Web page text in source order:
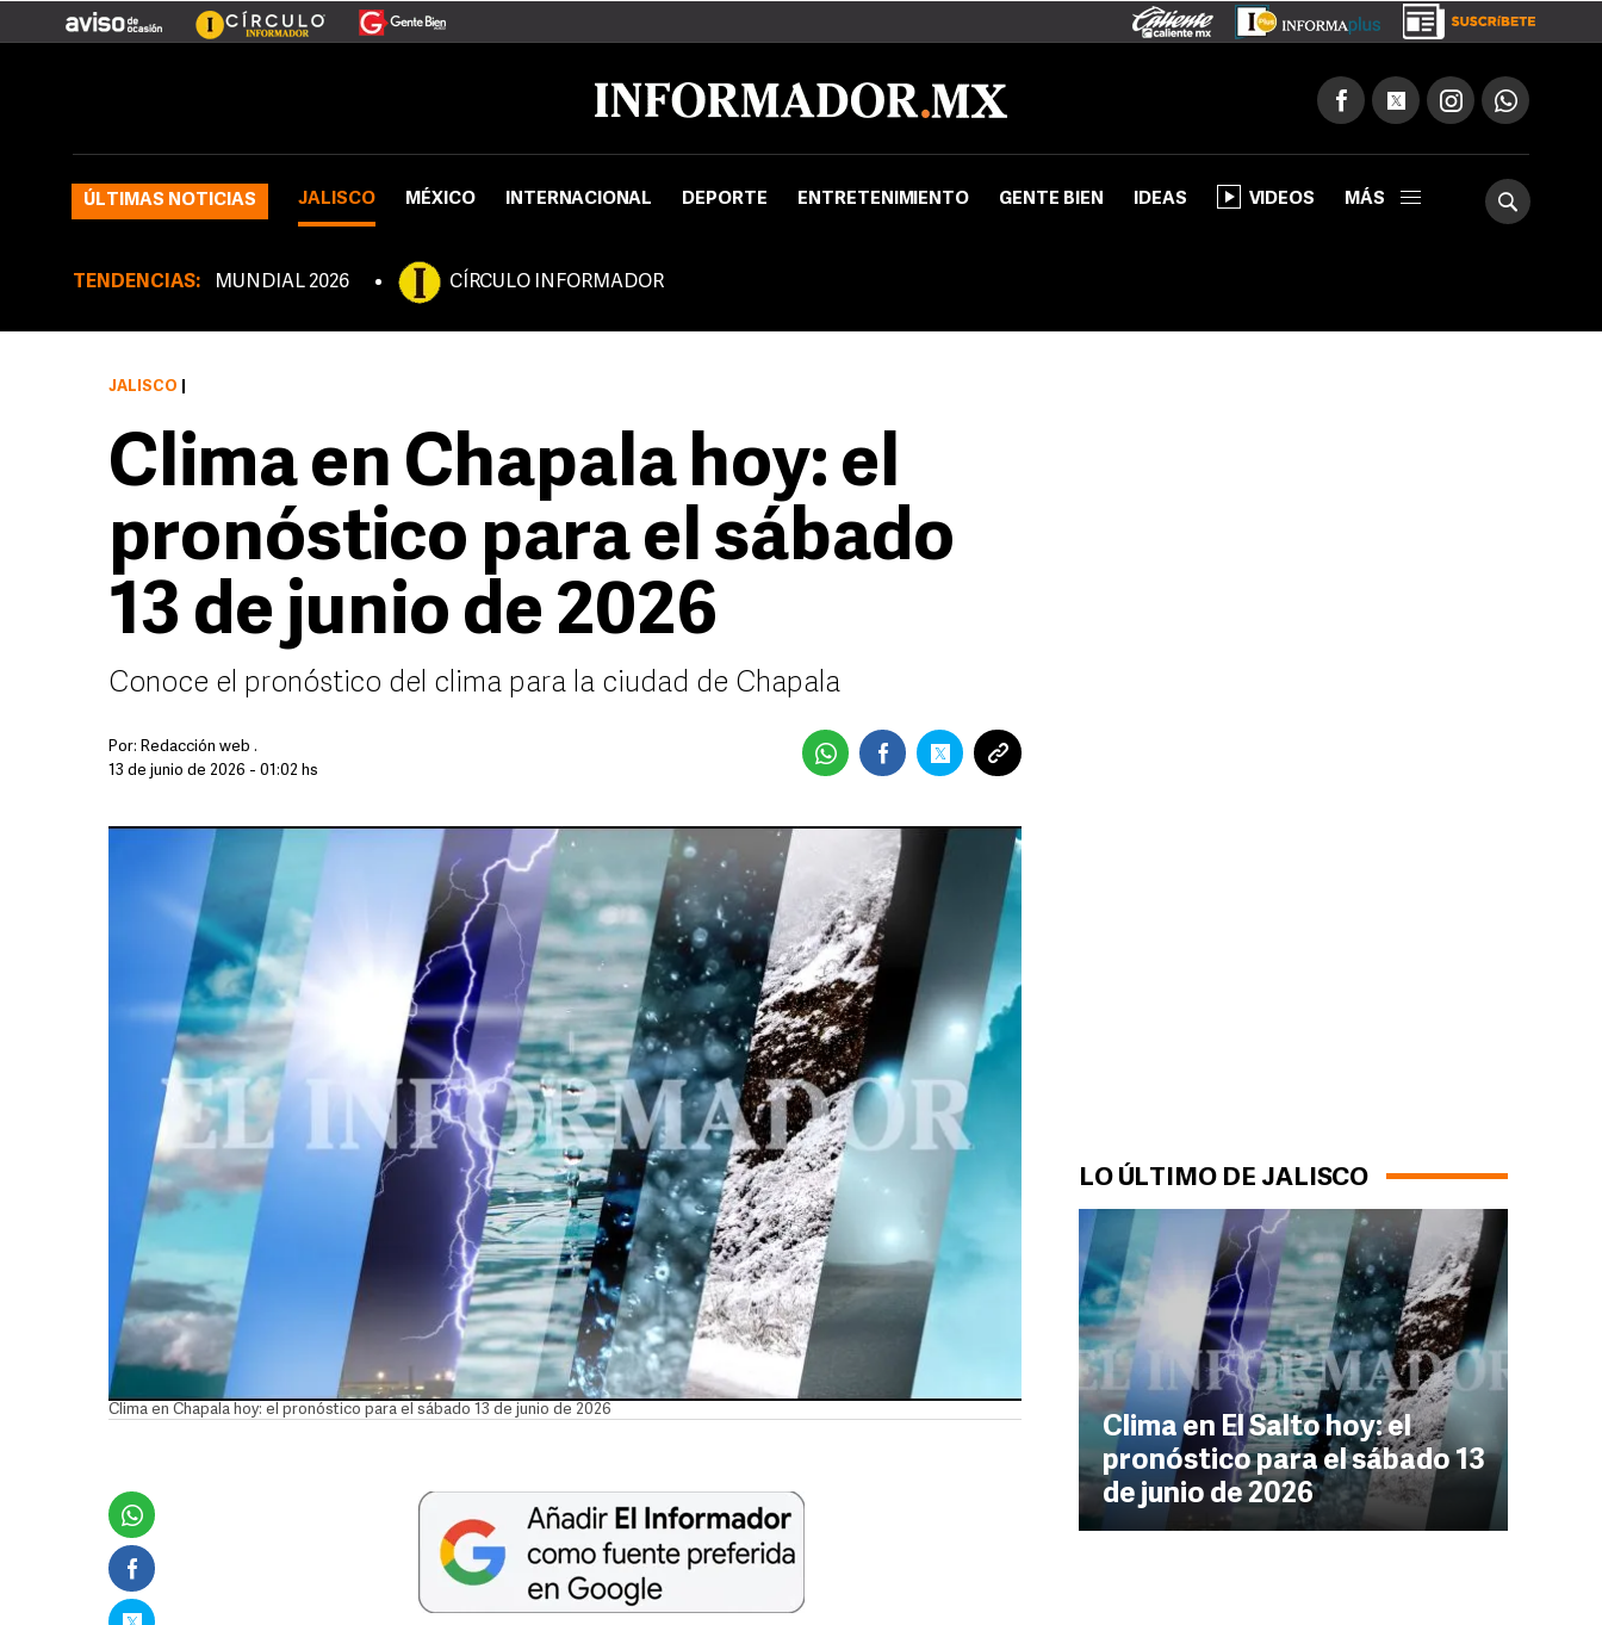
ÚLTIMAS NOTICIAS JALISCO MÉXICO INTERNACIONAL DEPORTE ENTRETENIMIENTO GENTE BIEN IDEAS VIDEOS MÁS
TENDENCIAS: MUNDIAL 2026 CÍRCULO INFORMADOR
LO ÚLTIMO DE JALISCO
Clima en El Salto hoy: el
pronóstico para el sábado 13
de junio de 2026
JALISCO
Clima en Chapala hoy: el
pronóstico para el sábado
13 de junio de 2026
Conoce el pronóstico del clima para la ciudad de Chapala
Por: Redacción web .
13 de junio de 2026 - 01:02 hs
Clima en Chapala hoy: el pronóstico para el sábado 13 de junio de 2026